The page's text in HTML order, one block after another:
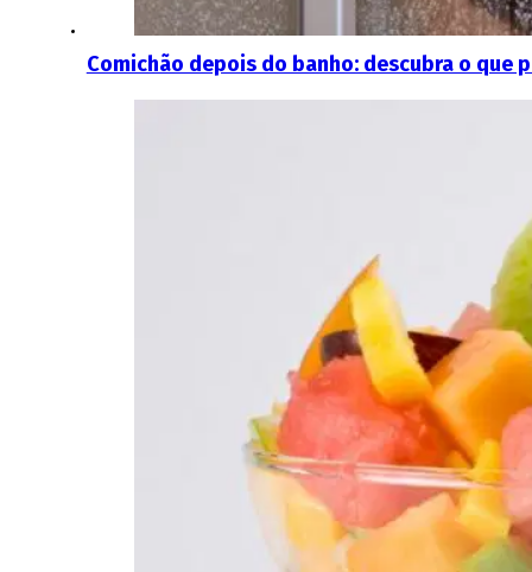
Comichão depois do banho: descubra o que